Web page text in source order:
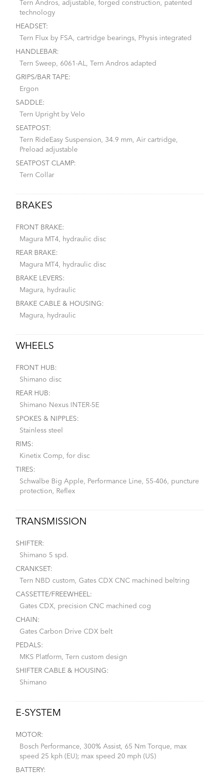
Tern Andros, adjustable, forged construction, patented
technology
HEADSET:
Tern Flux by FSA, cartridge bearings, Physis integrated
HANDLEBAR:
Tern Sweep, 6061-AL, Tern Andros adapted
GRIPS/BAR TAPE:
Ergon
SADDLE:
Tern Upright by Velo
SEATPOST:
Tern RideEasy Suspension, 34.9 mm, Air cartridge,
Preload adjustable
SEATPOST CLAMP:
Tern Collar
BRAKES
FRONT BRAKE:
Magura MT4, hydraulic disc
REAR BRAKE:
Magura MT4, hydraulic disc
BRAKE LEVERS:
Magura, hydraulic
BRAKE CABLE & HOUSING:
Magura, hydraulic
WHEELS
FRONT HUB:
Shimano disc
REAR HUB:
Shimano Nexus INTER-5E
SPOKES & NIPPLES:
Stainless steel
RIMS:
Kinetix Comp, for disc
TIRES:
Schwalbe Big Apple, Performance Line, 55-406, puncture
protection, Reflex
TRANSMISSION
SHIFTER:
Shimano 5 spd.
CRANKSET:
Tern NBD custom, Gates CDX CNC machined beltring
CASSETTE/FREEWHEEL:
Gates CDX, precision CNC machined cog
CHAIN:
Gates Carbon Drive CDX belt
PEDALS:
MKS Platform, Tern custom design
SHIFTER CABLE & HOUSING:
Shimano
E-SYSTEM
MOTOR:
Bosch Performance, 300% Assist, 65 Nm Torque, max
speed 25 kph (EU); max speed 20 mph (US)
BATTERY: